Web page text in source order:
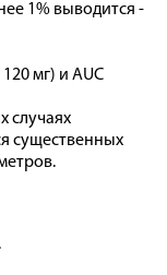
1%­ выводится
мг) и AUC
случаях
существенных